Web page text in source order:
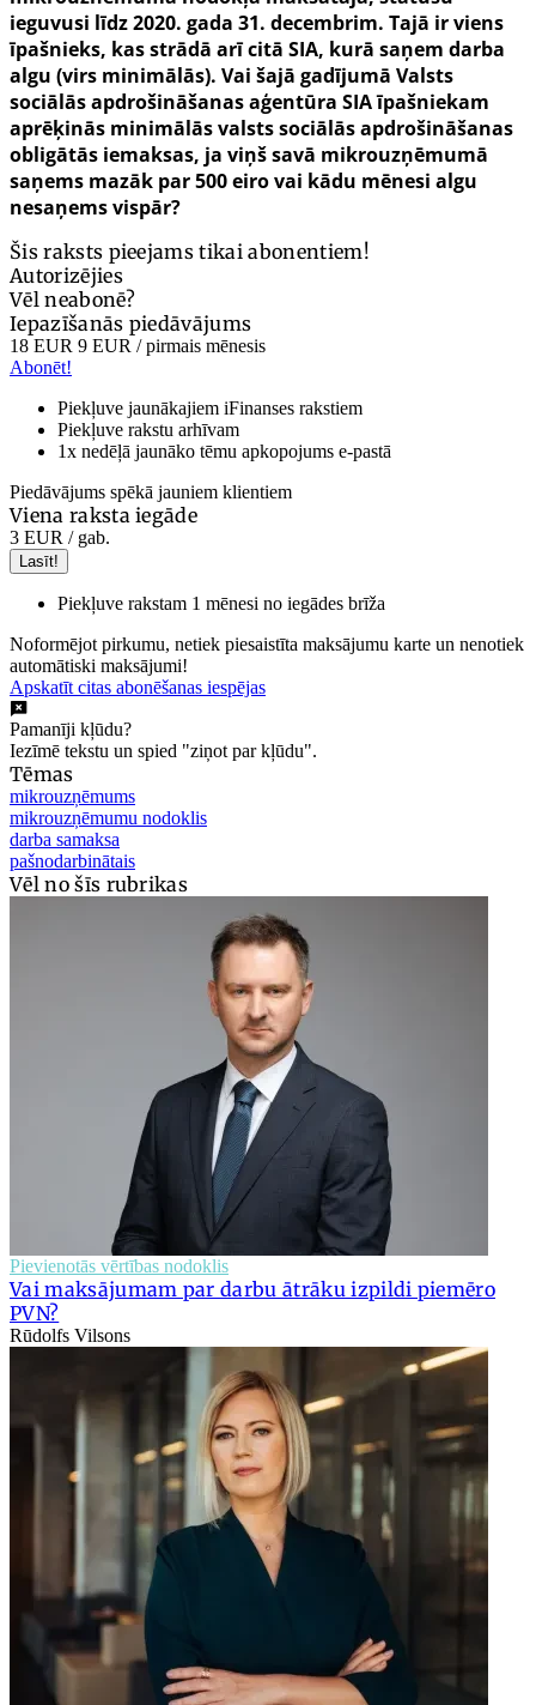
ieguvusi līdz 2020. gada 31. decembrim. Tajā ir viens
īpašnieks, kas strādā arī citā SIA, kurā saņem darba
algu (virs minimālās). Vai šajā gadījumā Valsts
sociālās apdrošināšanas aģentūra SIA īpašniekam
aprēķinās minimālās valsts sociālās apdrošināšanas
obligātās iemaksas, ja viņš savā mikrouzņēmumā
saņems mazāk par 500 eiro vai kādu mēnesi algu
nesaņems vispār?
Šis raksts pieejams tikai abonentiem!
Autorizējies
Vēl neabonē?
Iepazīšanās piedāvājums
18 EUR 9 EUR / pirmais mēnesis
Abonēt!
Piekļuve jaunākajiem iFinanses rakstiem
Piekļuve rakstu arhīvam
1x nedēļā jaunāko tēmu apkopojums e-pastā
Piedāvājums spēkā jauniem klientiem
Viena raksta iegāde
3 EUR / gab.
Lasīt!
Piekļuve rakstam 1 mēnesi no iegādes brīža
Noformējot pirkumu, netiek piesaistīta maksājumu karte un nenotiek
automātiski maksājumi!
Apskatīt citas abonēšanas iespējas
Pamanīji kļūdu?
Iezīmē tekstu un spied "ziņot par kļūdu".
Tēmas
mikrouzņēmums
mikrouzņēmumu nodoklis
darba samaksa
pašnodarbinātais
Vēl no šīs rubrikas
Pievienotās vērtības nodoklis
Vai maksājumam par darbu ātrāku izpildi piemēro
PVN?
Rūdolfs Vilsons